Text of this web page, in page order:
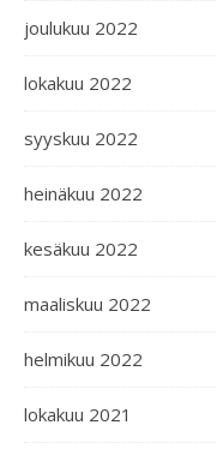
joulukuu 2022
lokakuu 2022
syyskuu 2022
heinäkuu 2022
kesäkuu 2022
maaliskuu 2022
helmikuu 2022
lokakuu 2021